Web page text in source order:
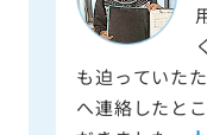
も迫っていた
へ連絡したと